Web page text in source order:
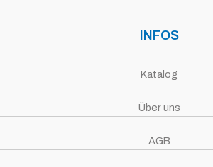
INFOS
Katalog
Über uns
AGB